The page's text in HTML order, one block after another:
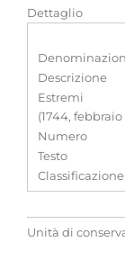
Dettaglio
Descrizione
Estremi
(1744, febbraio
Numero
Testo
Classificazione
Unità di